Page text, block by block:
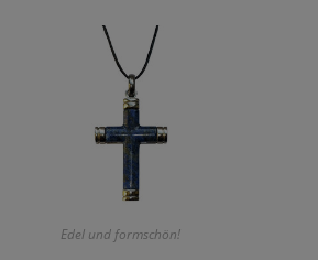
Edel und formschön!